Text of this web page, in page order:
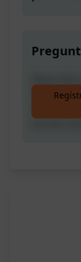
Prueba
obtén